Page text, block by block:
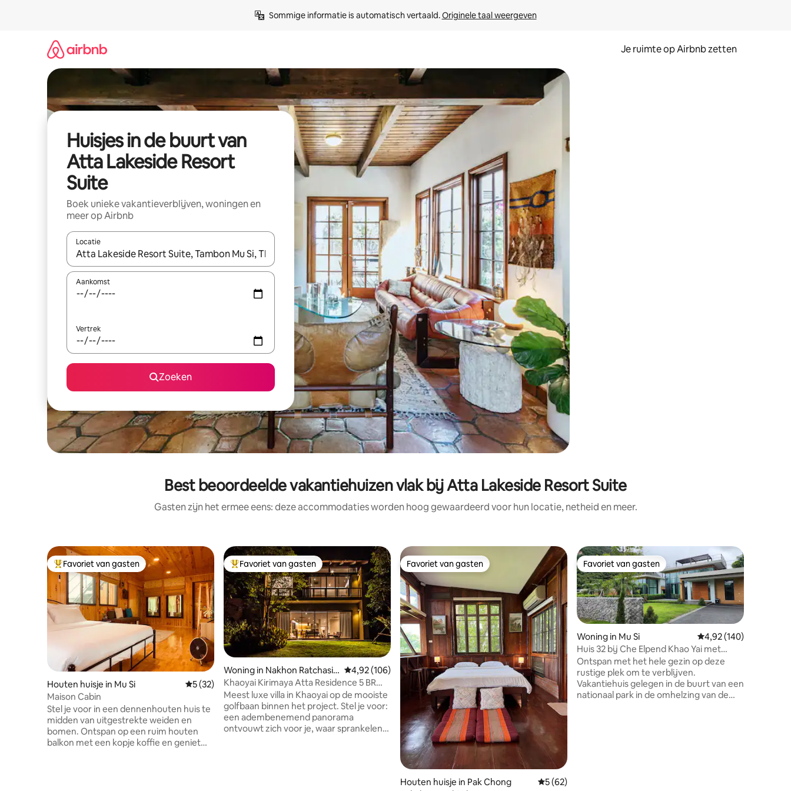
Sommige informatie is automatisch vertaald. Originele taal weergeven
Je ruimte op Airbnb zetten
Huisjes in de buurt van
Atta Lakeside Resort
Suite
Boek unieke vakantieverblijven, woningen en
meer op Airbnb
Locatie
Wanneer er suggesties beschikbaar zijn, maak je een keuze met je de pijltjestoetsen omhoog en omlaag, óf door te tikken of swipen.
Aankomst
Vertrek
Zoeken
Best beoordeelde vakantiehuizen vlak bij Atta Lakeside Resort Suite
Gasten zijn het ermee eens: deze accommodaties worden hoog gewaardeerd voor hun locatie, netheid en meer.
Topfavoriet van gasten
Favoriet van gasten
Houten huisje in Mu Si Gemiddelde beoordeling van 5 uit 5, 32 recensies
5 (32)
Maison Cabin
Stel je voor in een dennenhouten huis te
midden van uitgestrekte weiden en
bomen. Ontspan op een ruim houten
balkon met een kopje koffie en geniet
Topfavoriet van gasten
Favoriet van gasten
Woning in Nakhon Ratchasi
ma
Gemiddelde beoordeling van 4,92 uit 5, 106 recensies
4,92 (106)
Khaoyai Kirimaya Atta Residence 5 BR
Villa (B04)
Meest luxe villa in Khaoyai op de mooiste
golfbaan binnen het project. Stel je voor:
een adembenemend panorama
ontvouwt zich voor je, waar sprankelend
Favoriet van gasten
Favoriet van gasten
Houten huisje in Pak Chong Gemiddelde beoordeling van 5 uit 5, 62 recensies
5 (62)
Favoriet van gasten
Favoriet van gasten
Woning in Mu Si Gemiddelde
4,92 (140)
Huis 32 bij Che Elpend Khao Yai met
tennisbaan
Ontspan met het hele gezin op deze
rustige plek om te verblijven.
Vakantiehuis gelegen in de buurt van een
nationaal park in de omhelzing van de